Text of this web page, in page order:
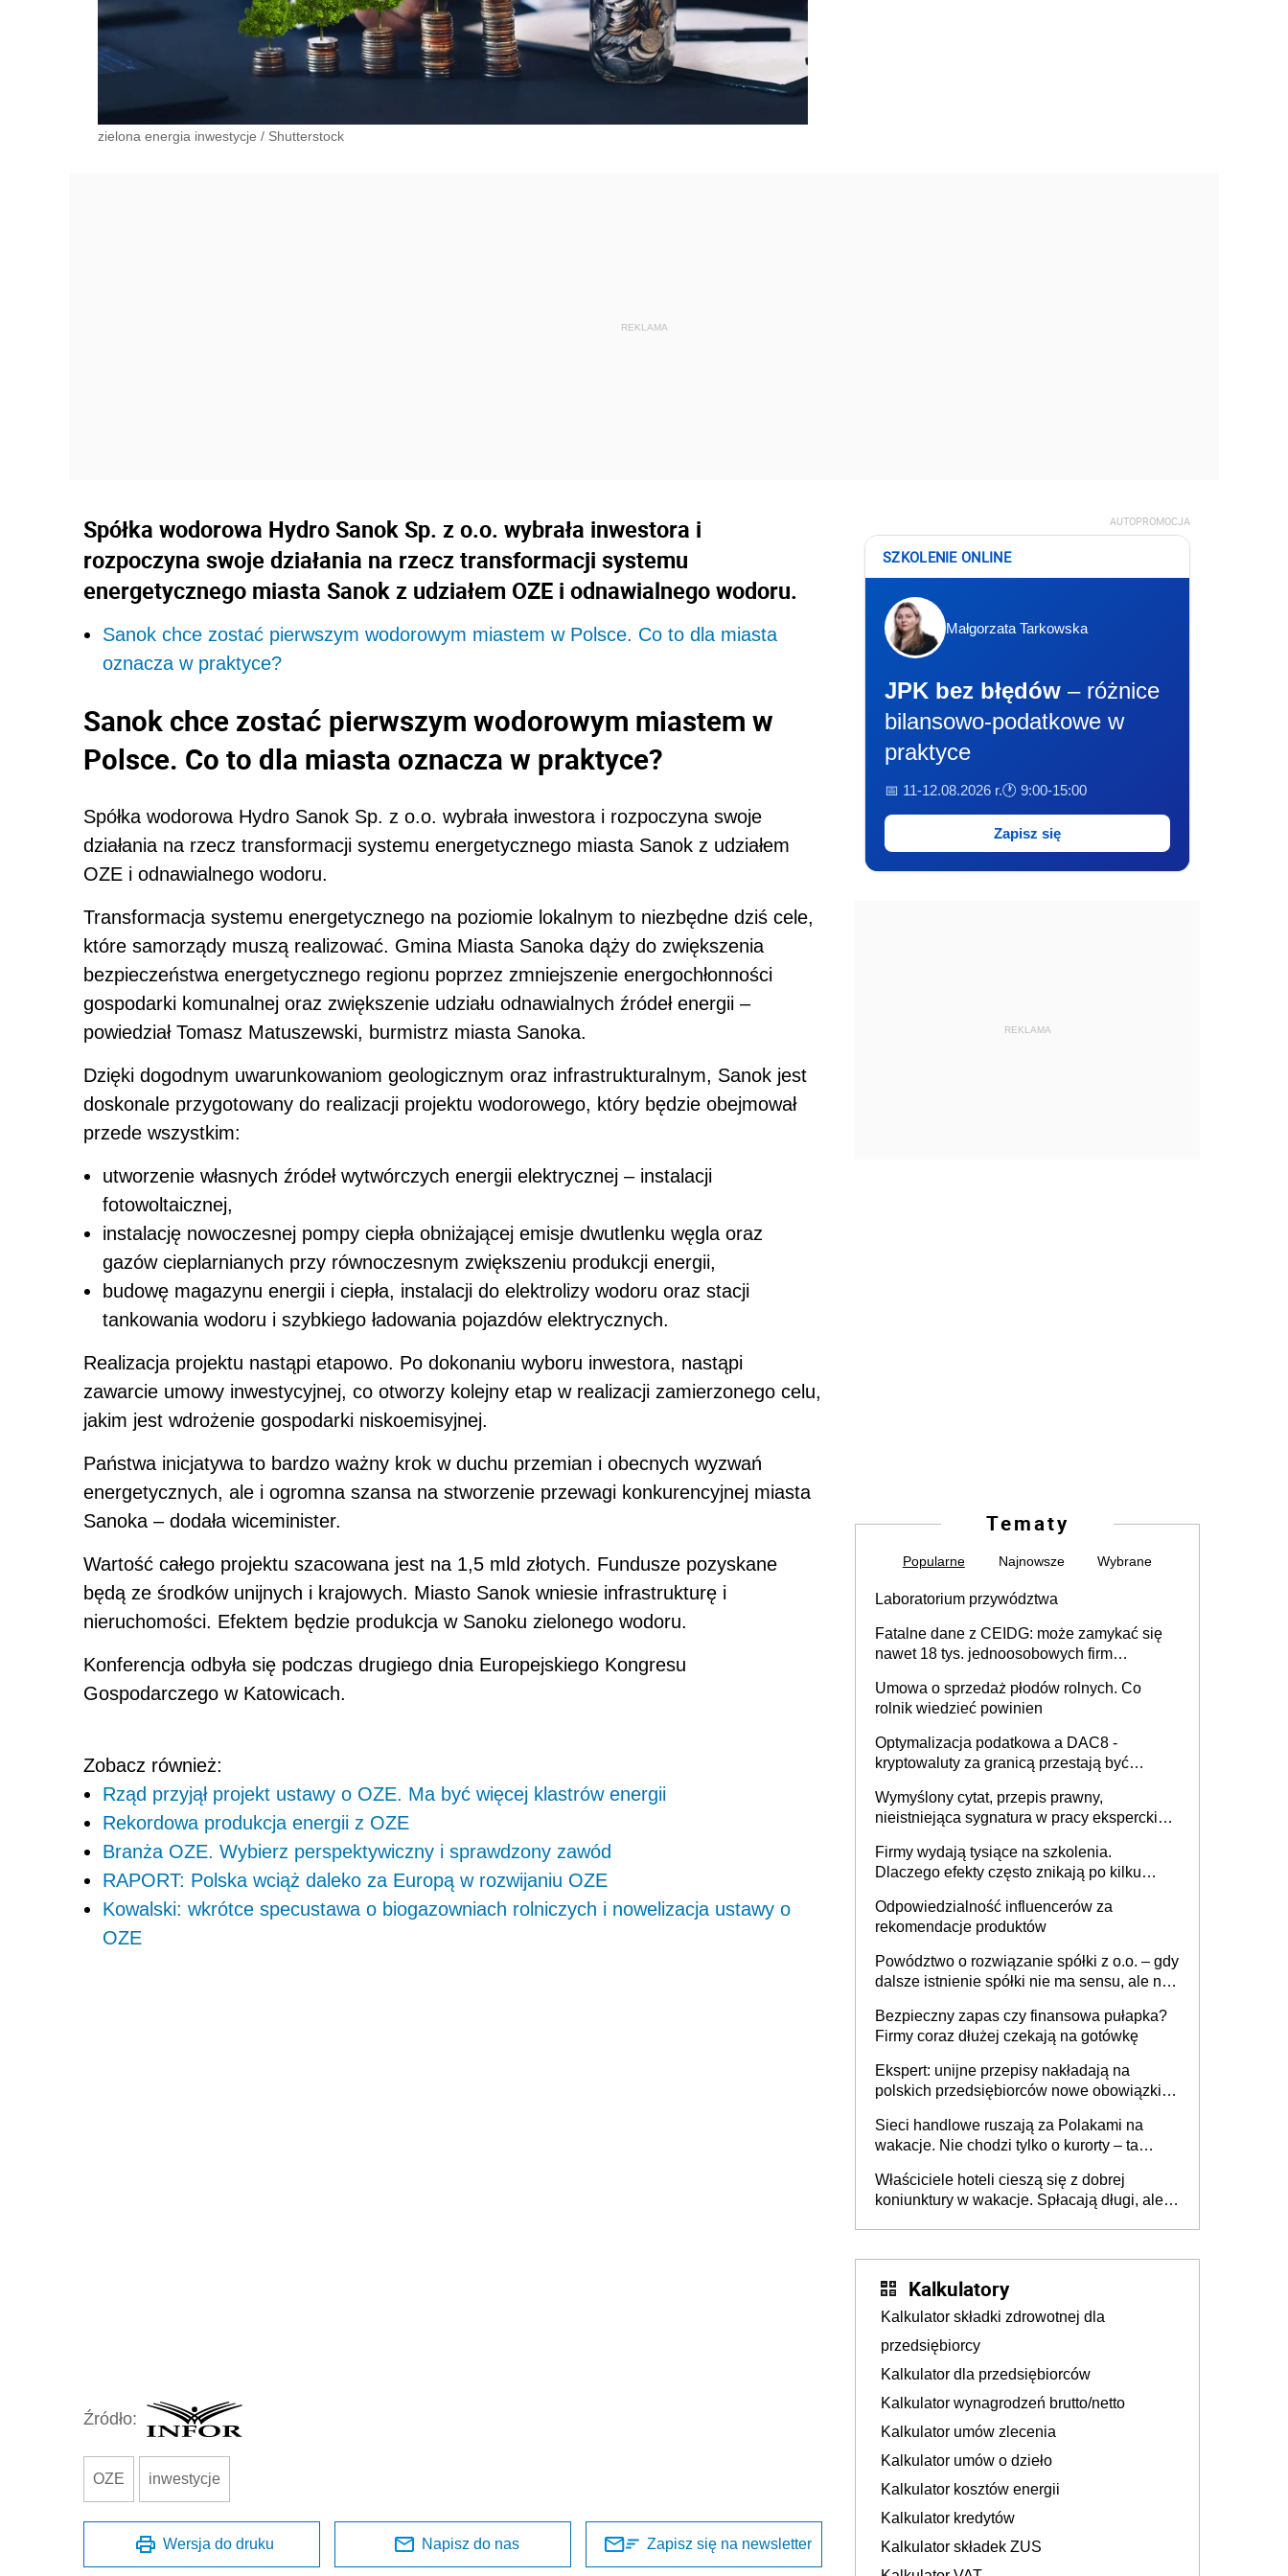
zielona energia inwestycje / Shutterstock
Spółka wodorowa Hydro Sanok Sp. z o.o. wybrała inwestora i
rozpoczyna swoje działania na rzecz transformacji systemu
energetycznego miasta Sanok z udziałem OZE i odnawialnego wodoru.
Sanok chce zostać pierwszym wodorowym miastem w Polsce. Co to dla miasta
oznacza w praktyce?
Sanok chce zostać pierwszym wodorowym miastem w
Polsce. Co to dla miasta oznacza w praktyce?
Spółka wodorowa Hydro Sanok Sp. z o.o. wybrała inwestora i rozpoczyna swoje
działania na rzecz transformacji systemu energetycznego miasta Sanok z udziałem
OZE i odnawialnego wodoru.
Transformacja systemu energetycznego na poziomie lokalnym to niezbędne dziś cele,
które samorządy muszą realizować. Gmina Miasta Sanoka dąży do zwiększenia
bezpieczeństwa energetycznego regionu poprzez zmniejszenie energochłonności
gospodarki komunalnej oraz zwiększenie udziału odnawialnych źródeł energii –
powiedział Tomasz Matuszewski, burmistrz miasta Sanoka.
Dzięki dogodnym uwarunkowaniom geologicznym oraz infrastrukturalnym, Sanok jest
doskonale przygotowany do realizacji projektu wodorowego, który będzie obejmował
przede wszystkim:
utworzenie własnych źródeł wytwórczych energii elektrycznej – instalacji
fotowoltaicznej,
instalację nowoczesnej pompy ciepła obniżającej emisje dwutlenku węgla oraz
gazów cieplarnianych przy równoczesnym zwiększeniu produkcji energii,
budowę magazynu energii i ciepła, instalacji do elektrolizy wodoru oraz stacji
tankowania wodoru i szybkiego ładowania pojazdów elektrycznych.
Realizacja projektu nastąpi etapowo. Po dokonaniu wyboru inwestora, nastąpi
zawarcie umowy inwestycyjnej, co otworzy kolejny etap w realizacji zamierzonego celu,
jakim jest wdrożenie gospodarki niskoemisyjnej.
Państwa inicjatywa to bardzo ważny krok w duchu przemian i obecnych wyzwań
energetycznych, ale i ogromna szansa na stworzenie przewagi konkurencyjnej miasta
Sanoka – dodała wiceminister.
Wartość całego projektu szacowana jest na 1,5 mld złotych. Fundusze pozyskane
będą ze środków unijnych i krajowych. Miasto Sanok wniesie infrastrukturę i
nieruchomości. Efektem będzie produkcja w Sanoku zielonego wodoru.
Konferencja odbyła się podczas drugiego dnia Europejskiego Kongresu
Gospodarczego w Katowicach.
Zobacz również:
Rząd przyjął projekt ustawy o OZE. Ma być więcej klastrów energii
Rekordowa produkcja energii z OZE
Branża OZE. Wybierz perspektywiczny i sprawdzony zawód
RAPORT: Polska wciąż daleko za Europą w rozwijaniu OZE
Kowalski: wkrótce specustawa o biogazowniach rolniczych i nowelizacja ustawy o
OZE
Źródło:
OZE inwestycje
Wersja do druku Napisz do nas Zapisz się na newsletter
AUTOPROMOCJA
SZKOLENIE ONLINE
Małgorzata Tarkowska
JPK bez błędów – różnice
bilansowo-podatkowe w
praktyce
📅 11-12.08.2026 r.🕐 9:00-15:00
Zapisz się
REKLAMA
Tematy
Popularne Najnowsze Wybrane
Laboratorium przywództwa
Fatalne dane z CEIDG: może zamykać się
nawet 18 tys. jednoosobowych firm
Umowa o sprzedaż płodów rolnych. Co
rolnik wiedzieć powinien
Optymalizacja podatkowa a DAC8 -
kryptowaluty za granicą przestają być
Wymyślony cytat, przepis prawny,
nieistniejąca sygnatura w pracy eksperckiej -
firmie
Firmy wydają tysiące na szkolenia.
Dlaczego efekty często znikają po kilku
Odpowiedzialność influencerów za
rekomendacje produktów
Powództwo o rozwiązanie spółki z o.o. – gdy
dalsze istnienie spółki nie ma sensu, ale nie
Bezpieczny zapas czy finansowa pułapka?
Firmy coraz dłużej czekają na gotówkę
Ekspert: unijne przepisy nakładają na
polskich przedsiębiorców nowe obowiązki w
Sieci handlowe ruszają za Polakami na
wakacje. Nie chodzi tylko o kurorty – ta
tam, gdzie wielu spędzi urlop po cichu
Właściciele hoteli cieszą się z dobrej
koniunktury w wakacje. Spłacają długi, ale
Kalkulatory
Kalkulator składki zdrowotnej dla
przedsiębiorcy
Kalkulator dla przedsiębiorców
Kalkulator wynagrodzeń brutto/netto
Kalkulator umów zlecenia
Kalkulator umów o dzieło
Kalkulator kosztów energii
Kalkulator kredytów
Kalkulator składek ZUS